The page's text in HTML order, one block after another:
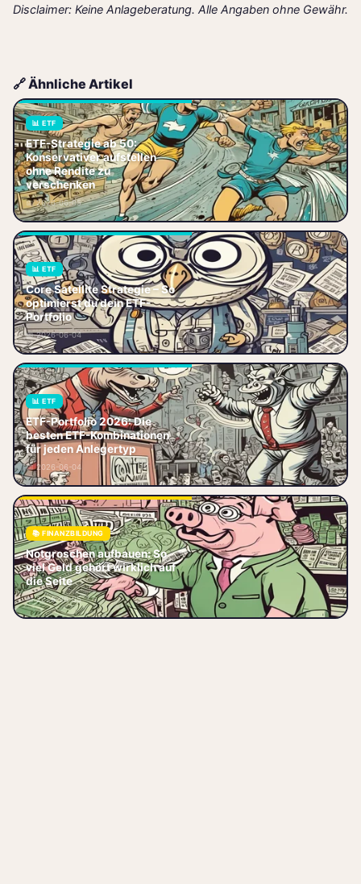
Disclaimer: Keine Anlageberatung. Alle Angaben ohne Gewähr.
🔗 Ähnliche Artikel
📊 ETF
ETF-Strategie ab 50:
Konservativer aufstellen
ohne Rendite zu
verschenken
📅 2026-06-05
ETF-Strategie ab 50:
Konservativ investieren,
Steuer‑Optimierung nutzen und
Rendite steigern. Jetzt die
passende Strateg
📊 ETF
Core Satellite Strategie – So
optimierst du dein ETF-
Portfolio
📅 2026-06-04
Core Satellite Strategie – So
optimierst du dein ETF-Portfolio
Dein ETF-Portfolio läuft, aber du
willst mehr? Du hast da
📊 ETF
ETF-Portfolio 2026: Die
besten ETF-Kombinationen
für jeden Anlegertyp
📅 2026-06-04
Welche ETF-Kombination passt
zu dir? Core-Satellite, Multi-
Asset oder doch nur ein ETF?
Wir vergleichen die besten
Portf
📚 FINANZBILDUNG
Notgroschen aufbauen: So
viel Geld gehört wirklich auf
die Seite
📅 2026-06-05
Notgroschen aufbauen:
Ermittele die optimale Summe,
wähle das passende
Tagesgeldkonto und steigere
dein Polster – starte